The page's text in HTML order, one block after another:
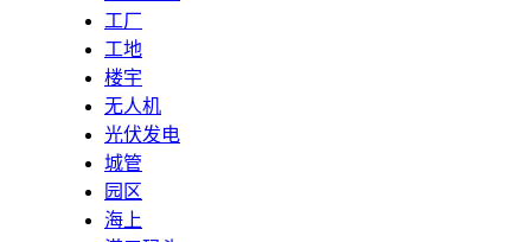
工厂
工地
楼宇
无人机
光伏发电
城管
园区
海上